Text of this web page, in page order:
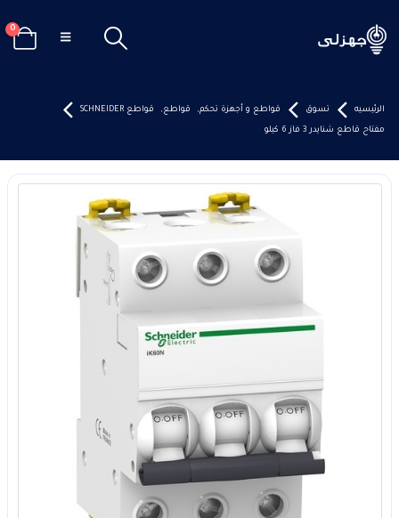
0
الرئيسيه تسوق قواطع و أجهزة تحكم, قواطع, قواطع SCHNEIDER
مفتاح قاطع شنايدر 3 فاز 6 كيلو